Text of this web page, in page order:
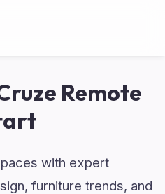
Remote
with expert
furniture trends, and